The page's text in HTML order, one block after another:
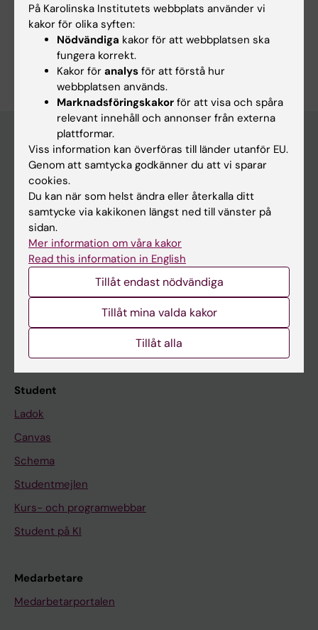
Dela
Huvudmeny
Utbildning
Forskarutbildning
Forskning
Om KI
Nyheter
Kalender
Student
Ladok
Canvas
Schema
Studentmejlen
Kurs- och programwebbar
Student på KI
Medarbetare
Medarbetarportalen
På Karolinska Institutets webbplats använder vi
kakor för olika syften:
Nödvändiga kakor för att webbplatsen ska
fungera korrekt.
Kakor för analys för att förstå hur
webbplatsen används.
Marknadsföringskakor för att visa och spåra
relevant innehåll och annonser från externa
plattformar.
Viss information kan överföras till länder utanför EU.
Genom att samtycka godkänner du att vi sparar
cookies.
Du kan när som helst ändra eller återkalla ditt
samtycke via kakikonen längst ned till vänster på
sidan.
Mer information om våra kakor
Read this information in English
Tillåt endast nödvändiga
Tillåt mina valda kakor
Tillåt alla